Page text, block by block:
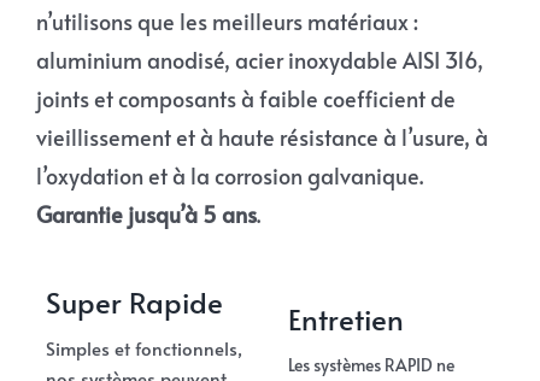
n’utilisons que les meilleurs matériaux :
aluminium anodisé, acier inoxydable AISI 316,
joints et composants à faible coefficient de
vieillissement et à haute résistance à l’usure, à
l’oxydation et à la corrosion galvanique.
Garantie jusqu’à 5 ans.
Super Rapide
Simples et fonctionnels,
Entretien
Les systèmes RAPID ne